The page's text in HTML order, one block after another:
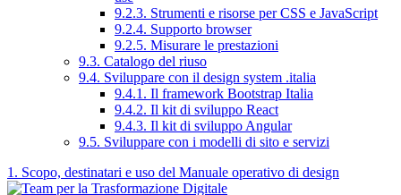
9.2.3. Strumenti e risorse per CSS e JavaScript
9.2.4. Supporto browser
9.2.5. Misurare le prestazioni
9.3. Catalogo del riuso
9.4. Sviluppare con il design system .italia
9.4.1. Il framework Bootstrap Italia
9.4.2. Il kit di sviluppo React
9.4.3. Il kit di sviluppo Angular
9.5. Sviluppare con i modelli di sito e servizi
1. Scopo, destinatari e uso del Manuale operativo di design